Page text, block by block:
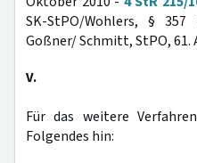
SK-StPO/Wohlers, §
Goßner/ Schmitt, StPO, 61.
V.
Für das weitere
Folgendes hin: